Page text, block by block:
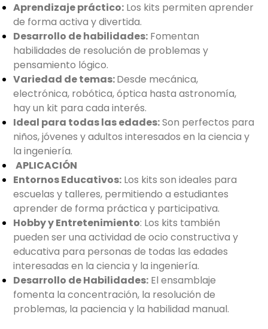
Aprendizaje práctico: Los kits permiten aprender
de forma activa y divertida.
Desarrollo de habilidades: Fomentan
habilidades de resolución de problemas y
pensamiento lógico.
Variedad de temas:Desde mecánica,
electrónica, robótica, óptica hasta astronomía,
hay un kit para cada interés.
Ideal para todas las edades:Son perfectos para
niños, jóvenes y adultos interesados en la ciencia y
la ingeniería.
APLICACIÓN
Entornos Educativos: Los kits son ideales para
escuelas y talleres, permitiendo a estudiantes
aprender de forma práctica y participativa.
Hobby y Entretenimiento: Los kits también
pueden ser una actividad de ocio constructiva y
educativa para personas de todas las edades
interesadas en la ciencia y la ingeniería.
Desarrollo de Habilidades: El ensamblaje
fomenta la concentración, la resolución de
problemas, la paciencia y la habilidad manual.